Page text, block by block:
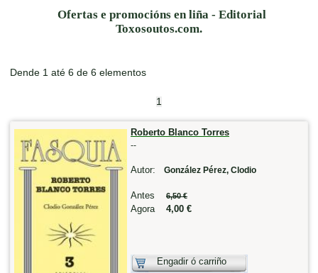
Ofertas e promocións en liña - Editorial
Toxosoutos.com.
Dende 1 até 6 de 6 elementos
1
Roberto Blanco Torres
--
Autor: González Pérez, Clodio
Antes 6,50 €
Agora 4,00 €
Engadir ó carriño